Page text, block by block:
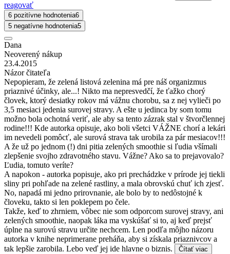
reagovať
6 pozitívne hodnotenia6
5 negatívne hodnotenia5
Dana
Neoverený nákup
23.4.2015
Názor čitateľa
Nepopieram, že zelená listová zelenina má pre náš organizmus
priaznivé účinky, ale...! Nikto ma nepresvedčí, že ťažko chorý
človek, ktorý desiatky rokov má vážnu chorobu, sa z nej vylieči po
3,5 mesiaci jedenia surovej stravy. A ešte u jedinca by som tomu
možno bola ochotná veriť, ale aby sa tento zázrak stal v štvorčlennej
rodine!!! Kde autorka opisuje, ako boli všetci VÁŽNE chorí a lekári
im nevedeli pomôcť, ale surová strava tak urobila za pár mesiacov!!!
A že už po jednom (!) dni pitia zelených smoothie si ľudia všímali
zlepšenie svojho zdravotného stavu. Vážne? Ako sa to prejavovalo?
Ľudia, tomuto veríte?
A napokon - autorka popisuje, ako pri prechádzke v prírode jej tiekli
sliny pri pohľade na zelené rastliny, a mala obrovskú chuť ich zjesť.
No, napadá mi jedno prirovnanie, ale bolo by to nedôstojné k
človeku, takto si len poklepem po čele.
Takže, keď to zhrniem, vôbec nie som odporcom surovej stravy, ani
zelených smoothie, naopak láka ma vyskúšať si to, aj keď prejsť
úplne na surovú stravu určite nechcem. Len podľa môjho názoru
autorka v knihe neprimerane preháňa, aby si získala priaznivcov a
tak lepšie zarobila. Lebo veď jej ide hlavne o biznis.
Čítať viac